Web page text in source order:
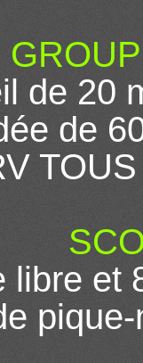
de 20
de
libre et